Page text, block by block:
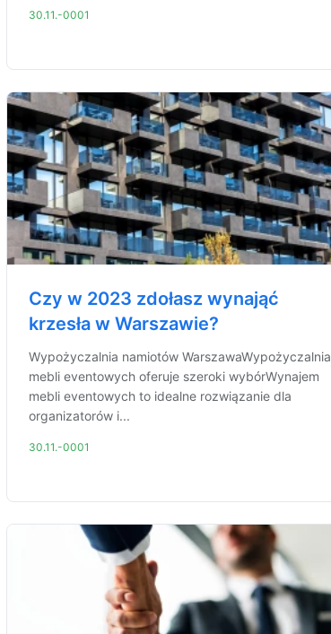
30.11.-0001
Czy w 2023 zdołasz wynająć
krzesła w Warszawie?
Wypożyczalnia namiotów WarszawaWypożyczalnia
mebli eventowych oferuje szeroki wybórWynajem
mebli eventowych to idealne rozwiązanie dla
organizatorów i...
30.11.-0001